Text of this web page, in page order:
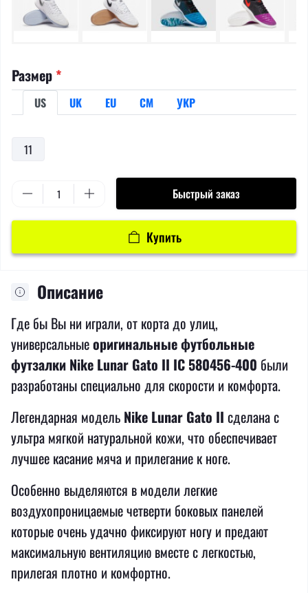
Размер *
US UK EU СМ УКР
11
Быстрый заказ
Купить
Описание
Где бы Вы ни играли, от корта до улиц,
универсальныеоригинальные футбольные
футзалки Nike Lunar Gato II IC 580456-400 были
разработаны специально для скорости и комфорта.
Легендарная модель Nike Lunar Gato II сделана с
ультра мягкой натуральной кожи, что обеспечивает
лучшее касание мяча и прилегание к ноге.
Особенно выделяются в модели легкие
воздухопроницаемые четверти боковых панелей
которые очень удачно фиксируют ногу и предают
максимальную вентиляцию вместе с легкостью,
прилегая плотно и комфортно.